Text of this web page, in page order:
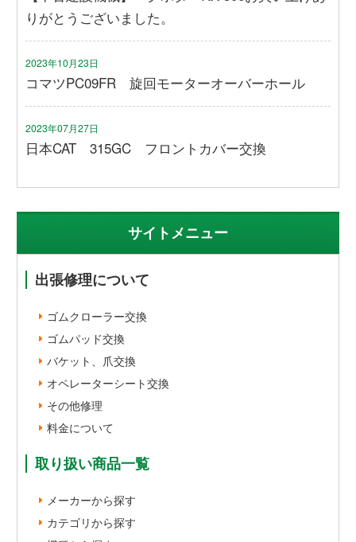
りがとうございました。
2023年10月23日
コマツPC09FR 旋回モーターオーバーホール
2023年07月27日
日本CAT 315GC フロントカバー交換
サイトメニュー
出張修理について
ゴムクローラー交換
ゴムパッド交換
バケット、爪交換
オペレーターシート交換
その他修理
料金について
取り扱い商品一覧
メーカーから探す
カテゴリから探す